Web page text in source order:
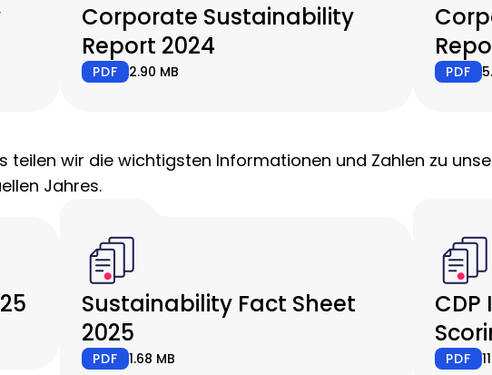
Corporate Sustainability
Report 2024
PDF 2.90 MB PDF
teilen wir die wichtigsten Informationen und Zahlen zu
Jahres.
Sustainability Fact Sheet
2025
PDF 1.68 MB PDF